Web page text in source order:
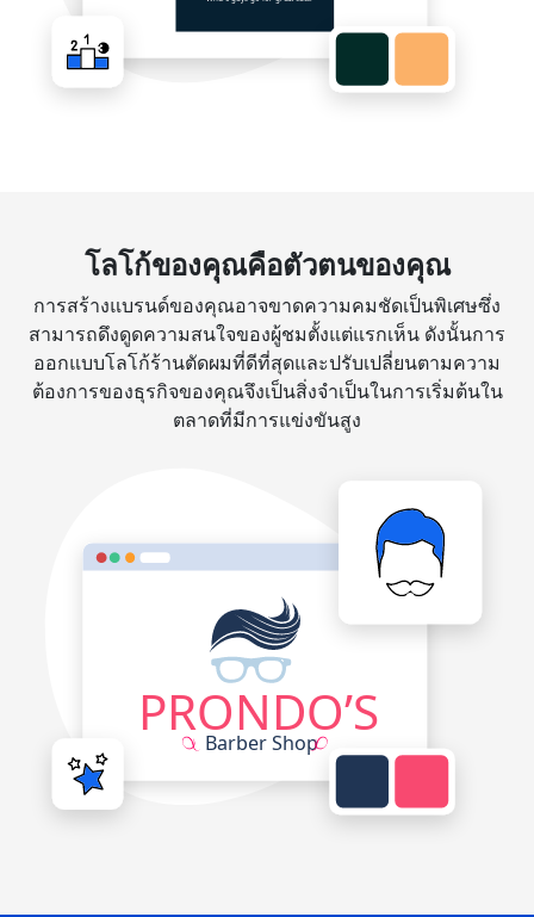
โลโก้ของคุณคือตัวตนของคุณ
การสร้างแบรนด์ของคุณอาจขาดความคมชัดเป็นพิเศษซึ่ง
สามารถดึงดูดความสนใจของผู้ชมตั้งแต่แรกเห็น ดังนั้นการ
ออกแบบโลโก้ร้านตัดผมที่ดีที่สุดและปรับเปลี่ยนตามความ
ต้องการของธุรกิจของคุณจึงเป็นสิ่งจำเป็นในการเริ่มต้นใน
ตลาดที่มีการแข่งขันสูง